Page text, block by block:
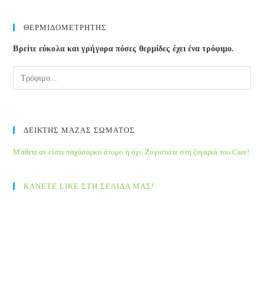
ΘΕΡΜΙΔΟΜΕΤΡΗΤΗΣ
Βρείτε εύκολα και γρήγορα πόσες θερμίδες έχει ένα τρόφιμο.
ΔΕΙΚΤΗΣ ΜΑΖΑΣ ΣΩΜΑΤΟΣ
Μάθετε αν είστε παχύσαρκο άτομο ή όχι. Ζυγιστείτε στη ζυγαριά του Care!
ΚΑΝΕΤΕ LIKE ΣΤΗ ΣΕΛΙΔΑ ΜΑΣ!